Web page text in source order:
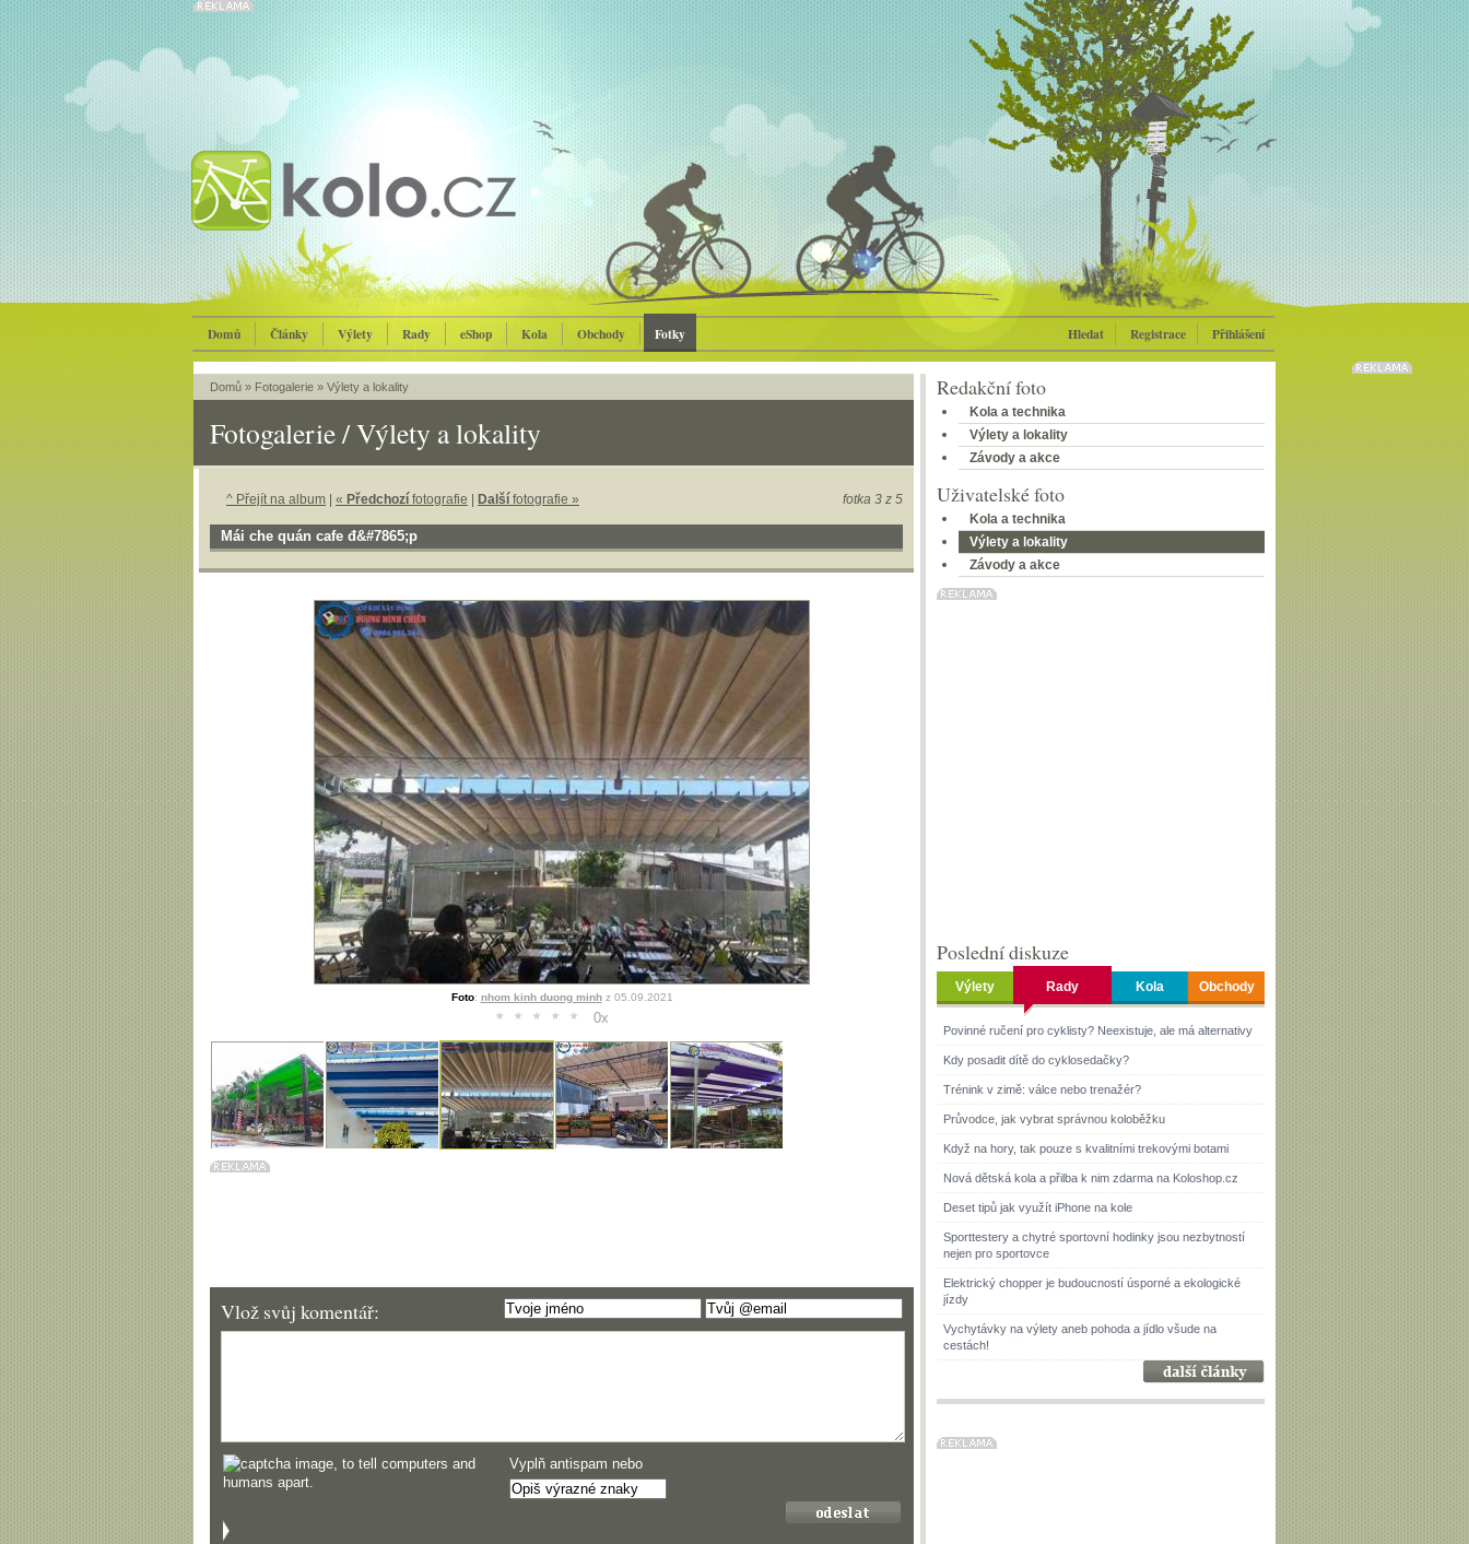
Domů Články Výlety Rady eShop Kola Obchody Fotky Hledat Registrace Přihlášení
Domů » Fotogalerie » Výlety a lokality
Fotogalerie / Výlety a lokality
fotka 3 z 5
^ Přejít na album « Předchozí fotografie Další fotografie »
Mái che quán cafe đ&#7865;p
Foto: nhom kinh duong minhz 05.09.2021
0x
Vlož svůj komentář:
Vyplň antispam nebo
Redakční foto
Kola a technika
Výlety a lokality
Závody a akce
Uživatelské foto
Kola a technika
Výlety a lokality
Závody a akce
Poslední diskuze
Výlety Rady Kola Obchody
Povinné ručení pro cyklisty? Neexistuje, ale má alternativy
Kdy posadit dítě do cyklosedačky?
Trénink v zimě: válce nebo trenažér?
Průvodce, jak vybrat správnou koloběžku
Když na hory, tak pouze s kvalitními trekovými botami
Nová dětská kola a přilba k nim zdarma na Koloshop.cz
Deset tipů jak využít iPhone na kole
Sporttestery a chytré sportovní hodinky jsou nezbytností
nejen pro sportovce
Elektrický chopper je budoucností úsporné a ekologické
jízdy
Vychytávky na výlety aneb pohoda a jídlo všude na
cestách!